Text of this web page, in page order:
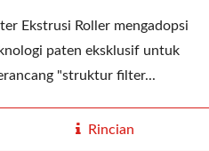
Ekstrusi Roller mengadopsi
paten eksklusif untuk
"struktur filter...
Rincian